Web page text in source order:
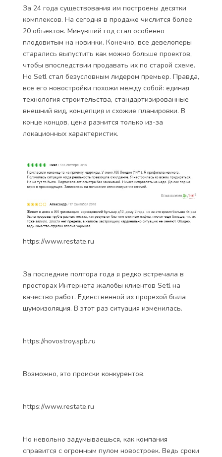
За 24 года существования им построены десятки
комплексов. На сегодня в продаже числится более
20 объектов. Минувший год стал особенно
плодовитым на новинки. Конечно, все девелоперы
старались выпустить как можно больше проектов,
чтобы впоследствии продавать их по старой схеме.
Но Setl стал безусловным лидером премьер. Правда,
все его новостройки похожи между собой: единая
технология строительства, стандартизированные
внешний вид, концепция и схожие планировки. В
конце концов, цена разнится только из-за
локационных характеристик.
https://www.restate.ru
За последние полтора года я редко встречала в
просторах Интернета жалобы клиентов Setl на
качество работ. Единственной их прорехой была
шумоизоляция. В этот раз ситуация изменилась.
https://novostroy.spb.ru
Возможно, это происки конкурентов.
https://www.restate.ru
Но невольно задумываешься, как компания
справится с огромным пулом новостроек. Ведь сроки